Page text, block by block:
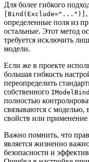
Для более гибкого
[Bind(Exclude="...")]
определенные поля из
остальные. Этот метод
требуется исключить
модели.
Если же в проекте
большая гибкость
переопределить
собственного
полностью
связываются с моделью,
свойств или
Важно помнить, что
является жизненно
безопасности и